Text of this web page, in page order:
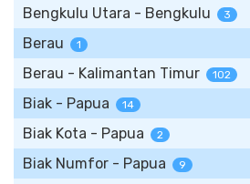
Bengkulu Utara - Bengkulu 3
Berau 1
Berau - Kalimantan Timur 102
Biak - Papua 14
Biak Kota - Papua 2
Biak Numfor - Papua 9